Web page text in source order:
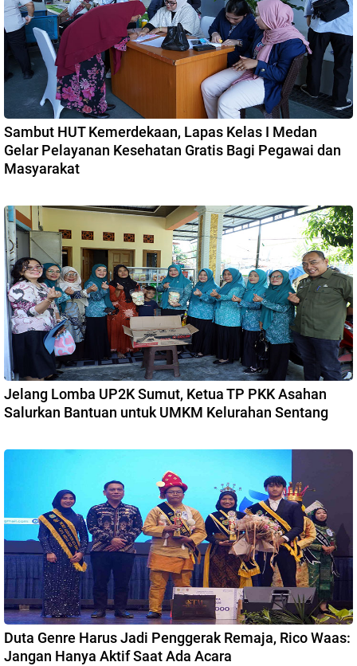
Sambut HUT Kemerdekaan, Lapas Kelas I Medan
Gelar Pelayanan Kesehatan Gratis Bagi Pegawai dan
Masyarakat
Jelang Lomba UP2K Sumut, Ketua TP PKK Asahan
Salurkan Bantuan untuk UMKM Kelurahan Sentang
Duta Genre Harus Jadi Penggerak Remaja, Rico Waas:
Jangan Hanya Aktif Saat Ada Acara